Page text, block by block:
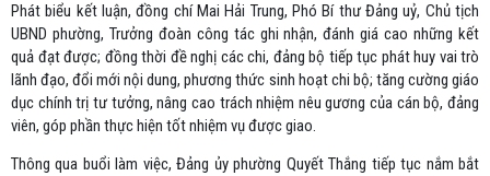
Phát biểu kết luận, đồng chí Mai Hải Trung, Phó Bí thư Đảng uỷ, Chủ tịch
UBND phường, Trưởng đoàn công tác ghi nhận, đánh giá cao những kết
quả đạt được; đồng thời đề nghị các chi, đảng bộ tiếp tục phát huy vai trò
lãnh đạo, đổi mới nội dung, phương thức sinh hoạt chi bộ; tăng cường giáo
dục chính trị tư tưởng, nâng cao trách nhiệm nêu gương của cán bộ, đảng
viên, góp phần thực hiện tốt nhiệm vụ được giao.
Thông qua buổi làm việc, Đảng ủy phường Quyết Thắng tiếp tục nắm bắt